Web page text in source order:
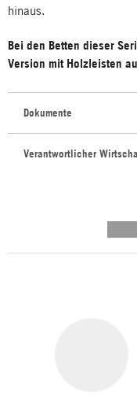
hinaus.
Bei den Betten dieser
Version mit Holzleisten
Dokumente
Verantwortlicher